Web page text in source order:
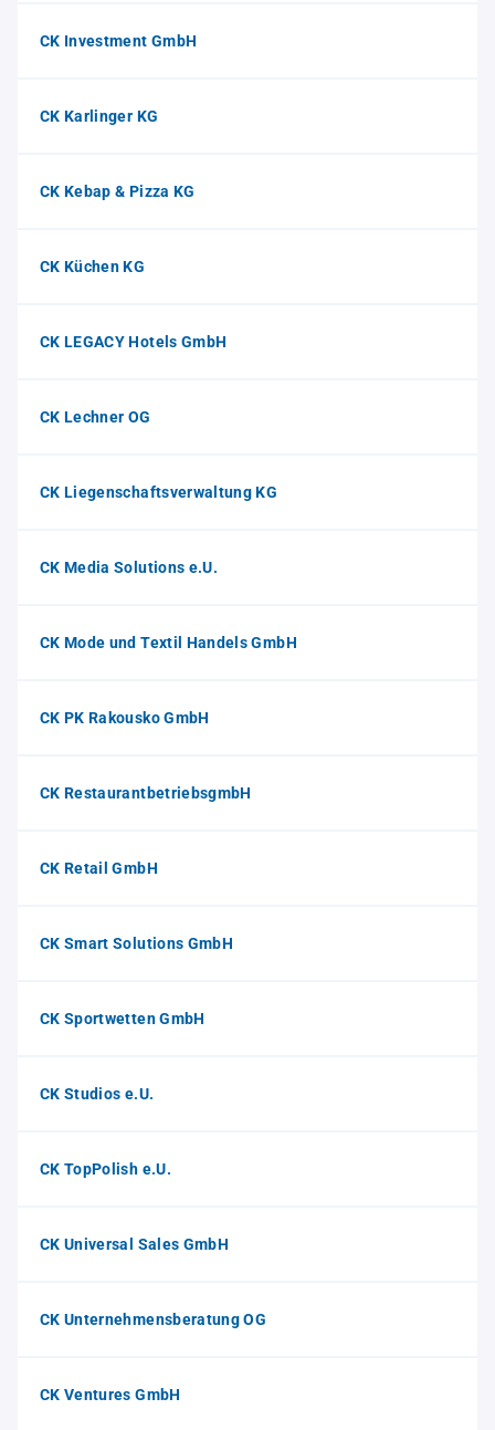
CK Investment GmbH
CK Karlinger KG
CK Kebap & Pizza KG
CK Küchen KG
CK LEGACY Hotels GmbH
CK Lechner OG
CK Liegenschaftsverwaltung KG
CK Media Solutions e.U.
CK Mode und Textil Handels GmbH
CK PK Rakousko GmbH
CK RestaurantbetriebsgmbH
CK Retail GmbH
CK Smart Solutions GmbH
CK Sportwetten GmbH
CK Studios e.U.
CK TopPolish e.U.
CK Universal Sales GmbH
CK Unternehmensberatung OG
CK Ventures GmbH